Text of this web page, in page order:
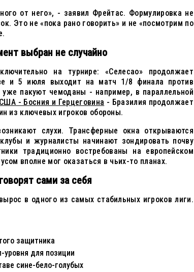
от него», - заявил Фрейтас. Формулировка не
Это не «пока рано говорить» и не «посмотрим по
выбран не случайно
на турнире: «Селесао» продолжает
и 5 июля выходит на матч 1/8 финала против
пакуют чемоданы - например, в параллельной
США - Босния и Герцеговина - Бразилия продолжает
из ключевых игроков обороны.
слухи. Трансферные окна открываются
и журналисты начинают зондировать почву
традиционно востребованы на европейском
вполне мог оказаться в чьих-то планах.
сами за себя
в одного из самых стабильных игроков лиги.
защитника
уровня для позиции
сине-бело-голубых